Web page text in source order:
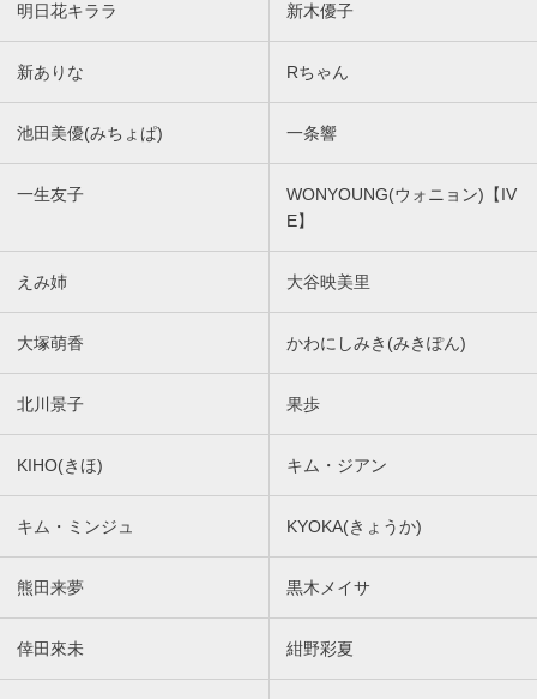
明日花キララ 新木優子
新ありな Rちゃん
池田美優(みちょぱ) 一条響
一生友子
WONYOUNG(ウォニョン)【IV
E】
えみ姉 大谷映美里
大塚萌香 かわにしみき(みきぽん)
北川景子 果歩
KIHO(きほ) キム・ジアン
キム・ミンジュ KYOKA(きょうか)
熊田来夢 黒木メイサ
倖田來未 紺野彩夏